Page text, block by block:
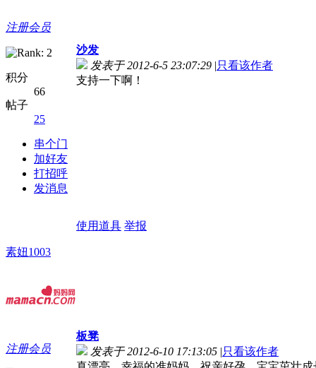
注册会员
积分
66
帖子
25
串个门
加好友
打招呼
发消息
沙发
发表于 2012-6-5 23:07:29 |只看该作者
支持一下啊！
使用道具 举报
素妞1003
注册会员
板凳
发表于 2012-6-10 17:13:05 |只看该作者